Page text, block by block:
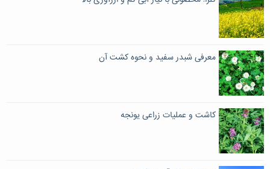
معرفی شبدر سفید و نحوه کشت آن
کاشت و عملیات زراعی یونجه